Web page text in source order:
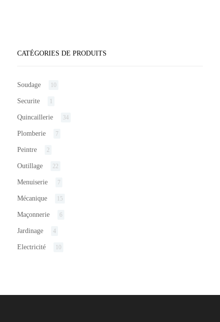
CATÉGORIES DE PRODUITS
Soudage 10
Securite
Quincaillerie 34
Plomberie 7
Peintre 2
Outillage 22
Menuiserie 7
Mécanique 15
Maçonnerie 6
Jardinage 4
Electricité 10